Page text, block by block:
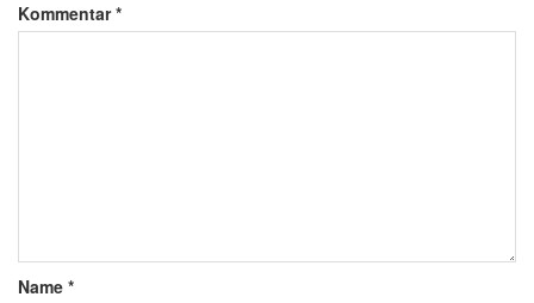
Kommentar*
Name *